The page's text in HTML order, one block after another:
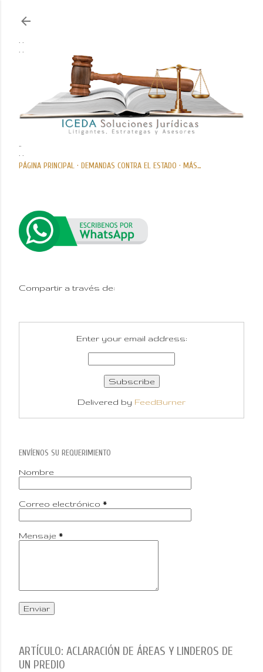
PÁGINA PRINCIPAL DEMANDAS CONTRA EL ESTADO MÁS…
Compartir a través de:
Enter your email address:
Delivered by FeedBurner
ENVÍENOS SU REQUERIMIENTO
Nombre
Correo electrónico *
Mensaje *
ARTÍCULO: ACLARACIÓN DE ÁREAS Y LINDEROS DE
UN PREDIO